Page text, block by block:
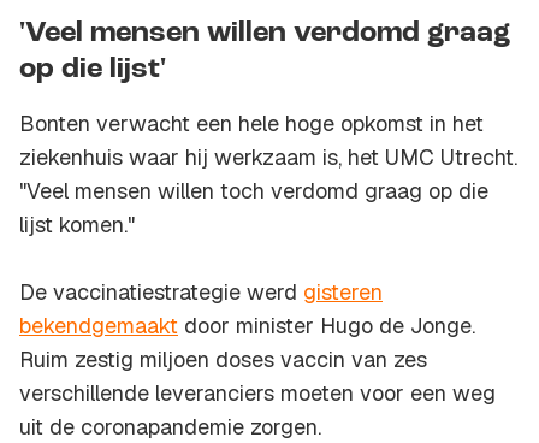
'Veel mensen willen verdomd graag
op die lijst'
Bonten verwacht een hele hoge opkomst in het
ziekenhuis waar hij werkzaam is, het UMC Utrecht.
"Veel mensen willen toch verdomd graag op die
lijst komen."
De vaccinatiestrategie werd gisteren
bekendgemaakt door minister Hugo de Jonge.
Ruim zestig miljoen doses vaccin van zes
verschillende leveranciers moeten voor een weg
uit de coronapandemie zorgen.